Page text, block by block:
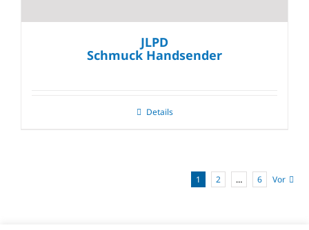
JLPD
Schmuck Handsender
Details
1 2 … 6 Vor